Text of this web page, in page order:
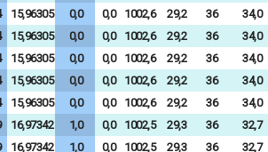
15,96305 0,0 0,0 1002,6 29,2 36
34,0
15,96305 0,0 0,0 1002,6 29,2 36
34,0
15,96305 0,0 0,0 1002,6 29,2 36
34,0
15,96305 0,0 0,0 1002,6 29,2 36
34,0
15,96305 0,0 0,0 1002,6 29,2 36
34,0
16,97342 1,0 0,0 1002,5 29,3 36
32,7
16,97342 1,0 0,0 1002,5 29,3 36
32,7